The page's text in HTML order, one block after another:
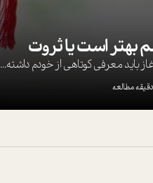
بهتر است یا ثروت
باید معرفی کوتاهی از خودم داشته...